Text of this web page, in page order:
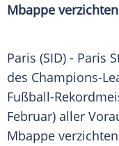
Mbappe
Paris (SID) - Paris
des Champions-
Fußball-
Februar) aller
Mbappe verzichten